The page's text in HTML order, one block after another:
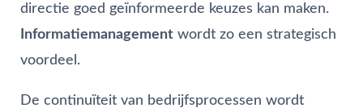
directie goed geïnformeerde keuzes kan maken.
Informatiemanagement wordt zo een strategisch
voordeel.
De continuïteit van bedrijfsprocessen wordt